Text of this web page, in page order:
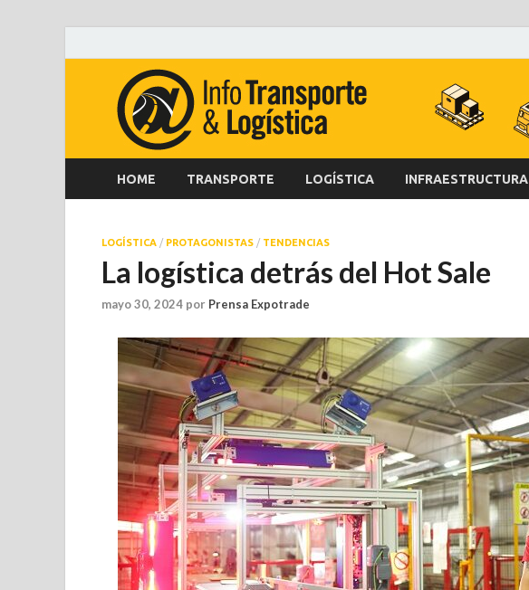
HOME TRANSPORTE LOGÍSTICA INFRAESTRUCTURA
LOGÍSTICA / PROTAGONISTAS / TENDENCIAS
La logística detrás del Hot Sale
mayo 30, 2024 por Prensa Expotrade